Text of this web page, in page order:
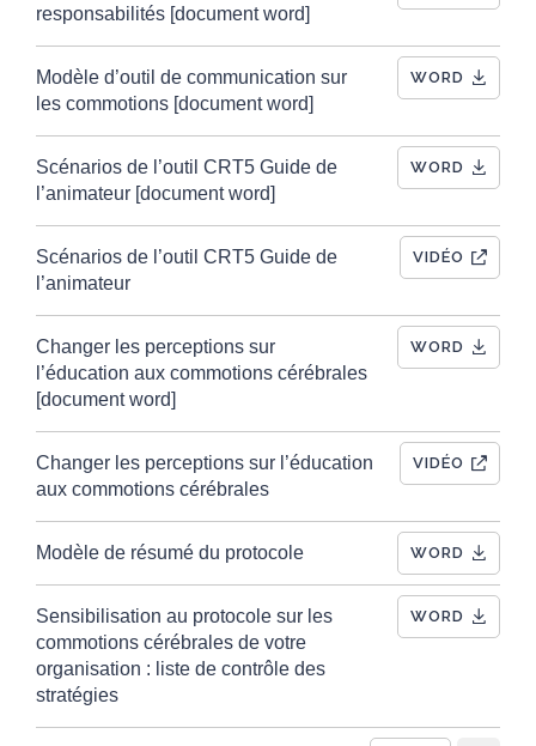
responsabilités [document word]
Modèle d’outil de communication sur
les commotions [document word]
WORD
Scénarios de l’outil CRT5 Guide de
l’animateur [document word]
WORD
Scénarios de l’outil CRT5 Guide de
l’animateur
VIDÉO
Changer les perceptions sur
l’éducation aux commotions cérébrales
[document word]
WORD
Changer les perceptions sur l’éducation
aux commotions cérébrales
VIDÉO
Modèle de résumé du protocole WORD
Sensibilisation au protocole sur les
commotions cérébrales de votre
organisation : liste de contrôle des
stratégies
WORD